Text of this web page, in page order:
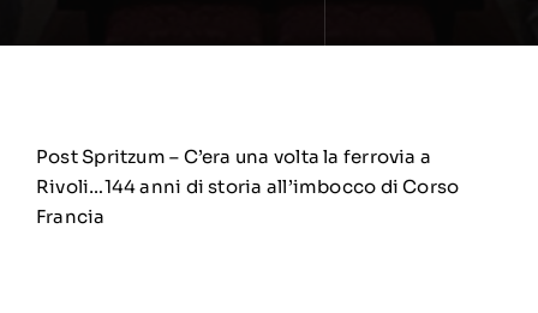
Post Spritzum – C’era una volta la ferrovia a
Rivoli…144 anni di storia all’imbocco di Corso
Francia